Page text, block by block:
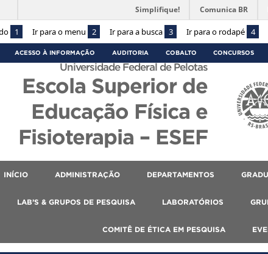
1 Ir para o menu 2 Ir para a busca 3 Ir para o rodapé 4
Simplifique! Comunica BR
ACESSO À INFORMAÇÃO AUDITORIA COBALTO CONCURSOS
Universidade Federal de Pelotas
Escola Superior de
Educação Física e
Fisioterapia – ESEF
INÍCIO ADMINISTRAÇÃO DEPARTAMENTOS
LAB’S & GRUPOS DE PESQUISA LABORATÓRIOS
COMITÊ DE ÉTICA EM PESQUISA